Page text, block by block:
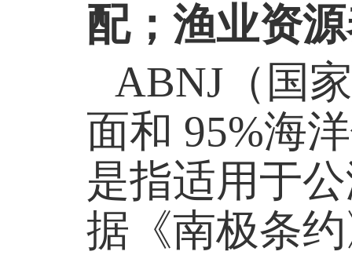
配；渔业资
ABNJ（国
面和 95%海
是指适用于
据《南极条